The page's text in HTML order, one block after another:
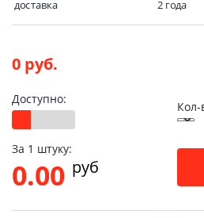
доставка
2 года
0 руб.
Доступно:
Кол-
За 1 штуку:
0.00 pуб